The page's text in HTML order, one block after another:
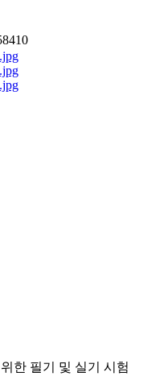
한 필기 및 실기 시험